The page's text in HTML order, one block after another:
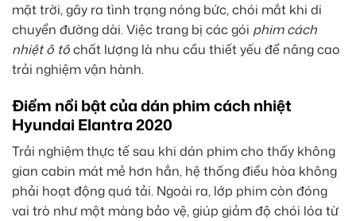
mặt trời, gây ra tình trạng nóng bức, chói mắt khi di
chuyển đường dài. Việc trang bị các gói phim cách
nhiệt ô tôchất lượng là nhu cầu thiết yếu để nâng cao
trải nghiệm vận hành.
Điểm nổi bật của dán phim cách nhiệt
Hyundai Elantra 2020
Trải nghiệm thực tế sau khi dán phim cho thấy không
gian cabin mát mẻ hơn hẳn, hệ thống điều hòa không
phải hoạt động quá tải. Ngoài ra, lớp phim còn đóng
vai trò như một màng bảo vệ, giúp giảm độ chói lóa từ